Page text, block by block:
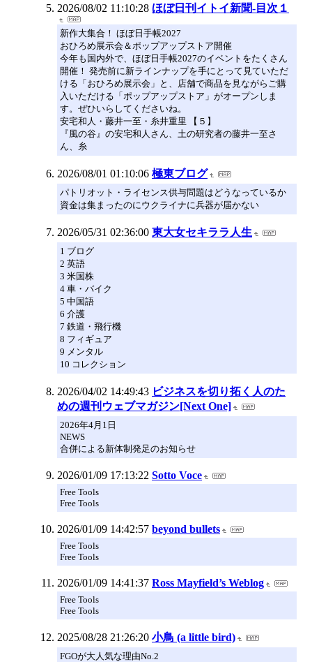
2026/08/02 11:10:28 ほぼ日刊イトイ新聞-目次１
新作大集合！ ほぼ日手帳2027
おひろめ展示会＆ポップアップストア開催
今年も国内外で、ほぼ日手帳2027のイベントをたくさん
開催！ 発売前に新ラインナップを手にとって見ていただ
ける「おひろめ展示会」と、店舗で商品を見ながらご購
入いただける「ポップアップストア」がオープンしま
す。ぜひいらしてくださいね。
安宅和人・藤井一至・糸井重里 【５】
『風の谷』の安宅和人さん、土の研究者の藤井一至さ
ん、糸
2026/08/01 01:10:06 極東ブログ
パトリオット・ライセンス供与問題はどうなっているか
資金は集まったのにウクライナに兵器が届かない
2026/05/31 02:36:00 東大女セキララ人生
1 ブログ
2 英語
3 米国株
4 車・バイク
5 中国語
6 介護
7 鉄道・飛行機
8 フィギュア
9 メンタル
10 コレクション
2026/04/02 14:49:43 ビジネスを切り拓く人のた
めの週刊ウェブマガジン[Next One]
2026年4月1日
NEWS
合併による新体制発足のお知らせ
2026/01/09 17:13:22 Sotto Voce
Free Tools
Free Tools
2026/01/09 14:42:57 beyond bullets
Free Tools
Free Tools
2026/01/09 14:41:37 Ross Mayfield’s Weblog
Free Tools
Free Tools
2025/08/28 21:26:20 小鳥 (a little bird)
FGOが大人気な理由No.2